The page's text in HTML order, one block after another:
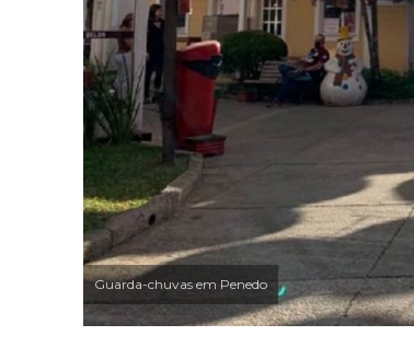
Guarda-chuvas em Penedo